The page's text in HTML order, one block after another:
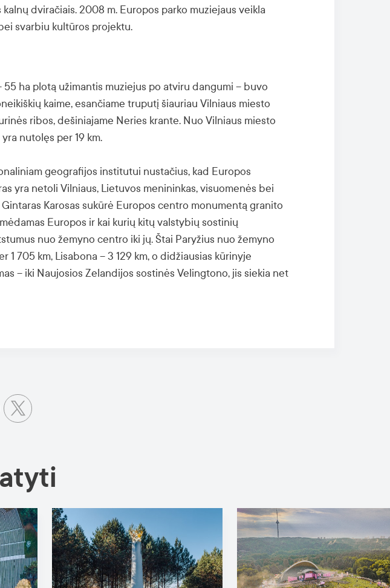
dviračiais. 2008 m. Europos parko muziejaus veikla
svarbiu kultūros projektu.
55 ha plotą užimantis muziejus po atviru dangumi – buvo
kaime, esančiame truputį šiauriau Vilniaus miesto
ribos, dešiniajame Neries krante. Nuo Vilniaus miesto
nutolęs per 19 km.
geografijos institutui nustačius, kad Europos
yra netoli Vilniaus, Lietuvos menininkas, visuomenės bei
Karosas sukūrė Europos centro monumentą granito
Europos ir kai kurių kitų valstybių sostinių
nuo žemyno centro iki jų. Štai Paryžius nuo žemyno
1 705 km, Lisabona – 3 129 km, o didžiausias kūrinyje
– iki Naujosios Zelandijos sostinės Velingtono, jis siekia net